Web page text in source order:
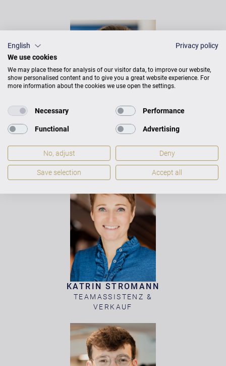
JOHANN HELLE
KLAVIERBAUER &
KONZERTTECHNIKER
KATRIN STROMANN
TEAMASSISTENZ &
VERKAUF
English
Privacy policy
We use cookies
We may place these for analysis of our visitor data, to improve our website,
show personalised content and to give you a great website experience. For
more information about the cookies we use open the settings.
Necessary Performance
Functional Advertising
No, adjust Deny
Save selection Accept all